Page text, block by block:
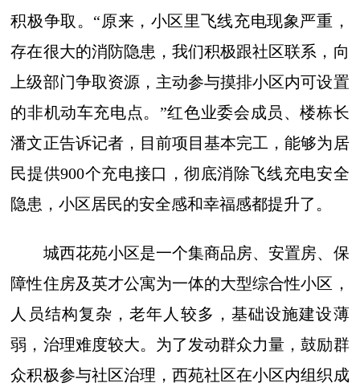
积极争取。“原来，小区里飞线充电现象严重，
存在很大的消防隐患，我们积极跟社区联系，向
上级部门争取资源，主动参与摸排小区内可设置
的非机动车充电点。”红色业委会成员、楼栋长
潘文正告诉记者，目前项目基本完工，能够为居
民提供900个充电接口，彻底消除飞线充电安全
隐患，小区居民的安全感和幸福感都提升了。
城西花苑小区是一个集商品房、安置房、保
障性住房及英才公寓为一体的大型综合性小区，
人员结构复杂，老年人较多，基础设施建设薄
弱，治理难度较大。为了发动群众力量，鼓励群
众积极参与社区治理，西苑社区在小区内组织成